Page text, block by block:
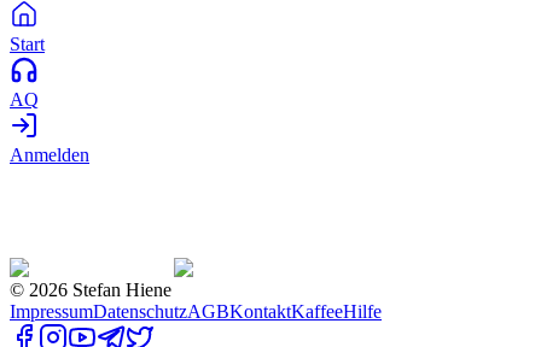
Start
AQ
Anmelden
© 2026 Stefan Hiene
ImpressumDatenschutzAGBKontaktKaffeeHilfe